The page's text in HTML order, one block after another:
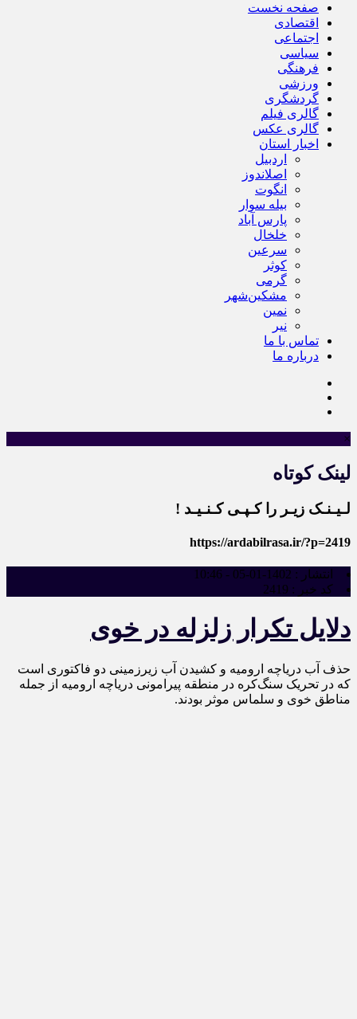
صفحه نخست
اقتصادی
اجتماعی
سیاسی
فرهنگی
ورزشی
گردشگری
گالری فیلم
گالری عکس
اخبار استان
اردبیل
اصلاندوز
انگوت
بیله سوار
پارس آباد
خلخال
سرعین
کوثر
گرمی
مشکین‌شهر
نمین
نیر
تماس با ما
درباره ما
×
لینک کوتاه
لـیـنـک زیـر را کـپـی کـنـیـد !
https://ardabilrasa.ir/?p=2419
انتشار : 1402-01-05 - 10:46
کد خبر : 2419
دلایل تکرار زلزله در خوی
حذف آب دریاچه ارومیه و کشیدن آب زیرزمینی دو فاکتوری است
که در تحریک سنگ‌کره در منطقه پیرامونی دریاچه ارومیه از جمله
مناطق خوی و سلماس موثر بودند.